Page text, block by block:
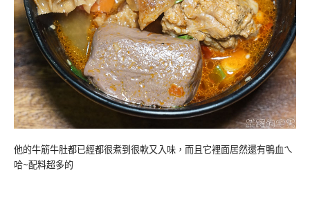
他的牛筋牛肚都已經都很煮到很軟又入味，而且它裡面居然還有鴨血ㄟ
哈~配料超多的